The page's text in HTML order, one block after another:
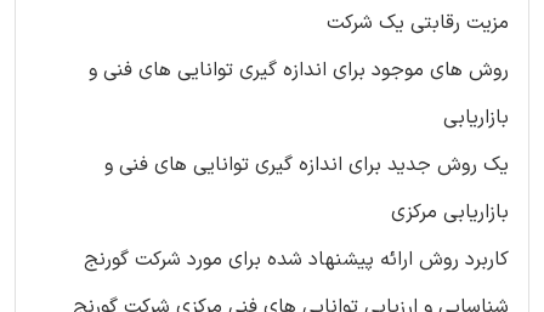
مزیت رقابتی یک شرکت
روش های موجود برای اندازه گیری توانایی های فنی و
بازاریابی
یک روش جدید برای اندازه گیری توانایی های فنی و
بازاریابی مرکزی
کاربرد روش ارائه پیشنهاد شده برای مورد شرکت گورنج